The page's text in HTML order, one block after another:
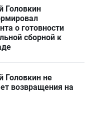
Головкин
о готовности
сборной к
Головкин не
возвращения на